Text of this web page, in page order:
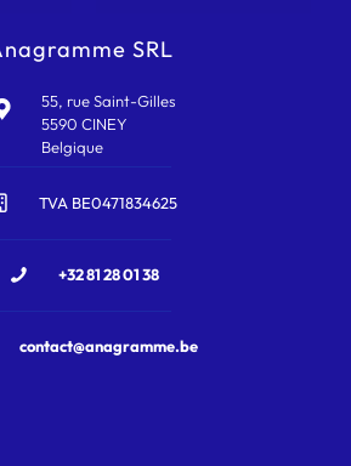
SRL
55, rue Saint-Gilles
5590 CINEY
Belgique
TVA BE0471834625
+32 81 28 01 38
contact@anagramme.be